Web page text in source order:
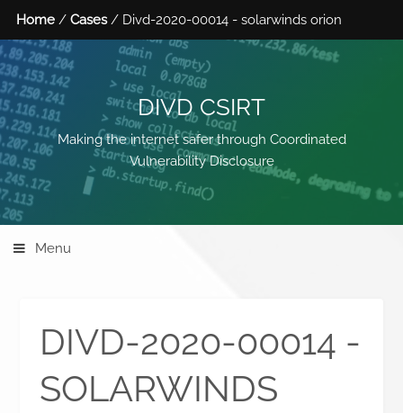
Home /Cases/ Divd-2020-00014 - solarwinds orion
DIVD CSIRT
Making the internet safer through Coordinated
Vulnerability Disclosure
Menu
DIVD-2020-00014 -
SOLARWINDS